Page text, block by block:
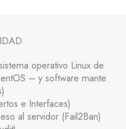
operativo Linux de
– y software mante
e Interfaces)
al servidor (Fail2Ban)